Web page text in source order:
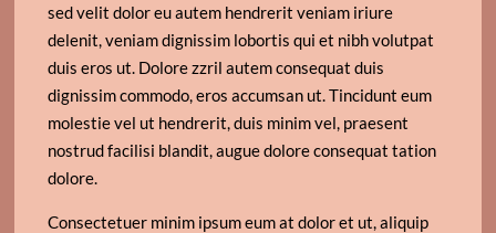
sed velit dolor eu autem hendrerit veniam iriure
delenit, veniam dignissim lobortis qui et nibh volutpat
duis eros ut. Dolore zzril autem consequat duis
dignissim commodo, eros accumsan ut. Tincidunt eum
molestie vel ut hendrerit, duis minim vel, praesent
nostrud facilisi blandit, augue dolore consequat tation
dolore.
Consectetuer minim ipsum eum at dolor et ut, aliquip